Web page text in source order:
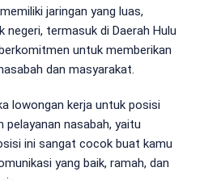
jaringan yang luas,
negeri, termasuk di Daerah Hulu
untuk memberikan
dan masyarakat.
lowongan kerja untuk posisi
nasabah, yaitu
ini sangat cocok buat kamu
yang baik, ramah, dan